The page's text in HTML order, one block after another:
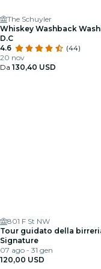
The Schuyler
Whiskey Washback
D.C
4.6
(44)
20 nov
Da 130,40 USD
801 F St NW
Tour guidato della
Signature
07 ago - 31 gen
120,00 USD